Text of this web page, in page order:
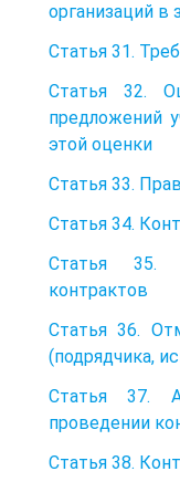
организаций в
Статья 31.
Статья 32.
предложений
этой оценки
Статья 33.
Статья 34.
Статья 35.
контрактов
Статья 36.
(подрядчика,
Статья 37.
проведении
Статья 38.